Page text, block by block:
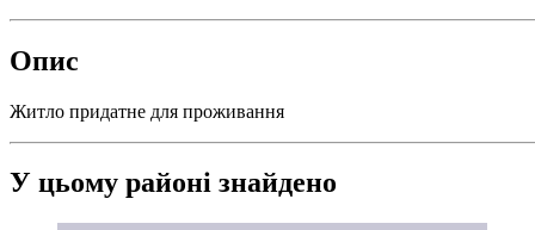
Опис
Житло придатне для проживання
У цьому районі знайдено